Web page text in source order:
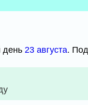
день 23 августа.